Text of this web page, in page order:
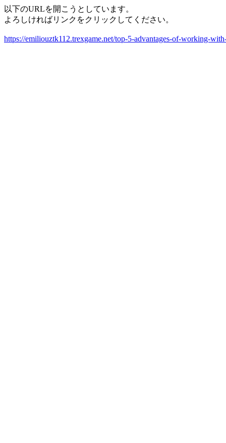
以下のURLを開こうとしています。
よろしければリンクをクリックしてください。
https://emiliouztk112.trexgame.net/top-5-advantages-of-working-